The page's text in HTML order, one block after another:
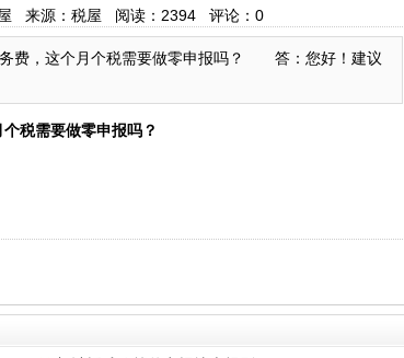
来源：税屋 阅读： 2394评论： 0
费，这个月个税需要做零申报吗？ 答：您好！建议
税需要做零申报吗？